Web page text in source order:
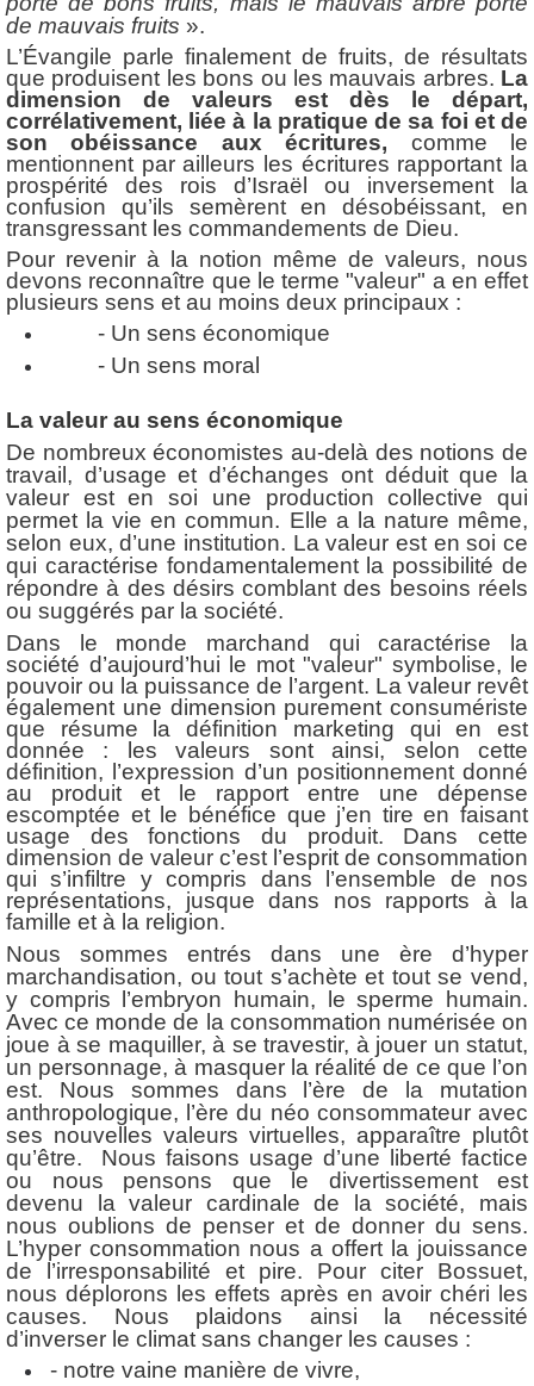
de mauvais fruits ».
L’Évangile parle finalement de fruits, de résultats
que produisent les bons ou les mauvais arbres. La
dimension de valeurs est dès le départ,
corrélativement, liée à la pratique de sa foi et de
son obéissance aux écritures, comme le
mentionnent par ailleurs les écritures rapportant la
prospérité des rois d’Israël ou inversement la
confusion qu’ils semèrent en désobéissant, en
transgressant les commandements de Dieu.
Pour revenir à la notion même de valeurs, nous
devons reconnaître que le terme "valeur" a en effet
plusieurs sens et au moins deux principaux :
- Un sens économique
- Un sens moral
La valeur au sens économique
De nombreux économistes au-delà des notions de
travail, d’usage et d’échanges ont déduit que la
valeur est en soi une production collective qui
permet la vie en commun. Elle a la nature même,
selon eux, d’une institution. La valeur est en soi ce
qui caractérise fondamentalement la possibilité de
répondre à des désirs comblant des besoins réels
ou suggérés par la société.
Dans le monde marchand qui caractérise la
société d’aujourd’hui le mot "valeur" symbolise, le
pouvoir ou la puissance de l’argent. La valeur revêt
également une dimension purement consumériste
que résume la définition marketing qui en est
donnée : les valeurs sont ainsi, selon cette
définition, l’expression d’un positionnement donné
au produit et le rapport entre une dépense
escomptée et le bénéfice que j’en tire en faisant
usage des fonctions du produit. Dans cette
dimension de valeur c’est l’esprit de consommation
qui s’infiltre y compris dans l’ensemble de nos
représentations, jusque dans nos rapports à la
famille et à la religion.
Nous sommes entrés dans une ère d’hyper
marchandisation, ou tout s’achète et tout se vend,
y compris l’embryon humain, le sperme humain.
Avec ce monde de la consommation numérisée on
joue à se maquiller, à se travestir, à jouer un statut,
un personnage, à masquer la réalité de ce que l’on
est. Nous sommes dans l’ère de la mutation
anthropologique, l’ère du néo consommateur avec
ses nouvelles valeurs virtuelles, apparaître plutôt
qu’être. Nous faisons usage d’une liberté factice
ou nous pensons que le divertissement est
devenu la valeur cardinale de la société, mais
nous oublions de penser et de donner du sens.
L’hyper consommation nous a offert la jouissance
de l’irresponsabilité et pire. Pour citer Bossuet,
nous déplorons les effets après en avoir chéri les
causes. Nous plaidons ainsi la nécessité
d’inverser le climat sans changer les causes :
- notre vaine manière de vivre,